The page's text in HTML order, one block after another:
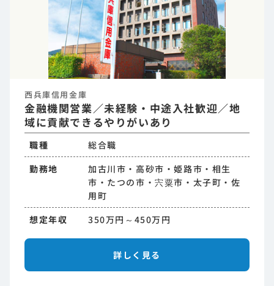
西兵庫信用金庫
金融機関営業／未経験・中途入社歓迎／地
域に貢献できるやりがいあり
職種
総合職
勤務地
加古川市・高砂市・姫路市・相生
市・たつの市・宍粟市・太子町・佐
用町
想定年収
350万円～450万円
詳しく見る